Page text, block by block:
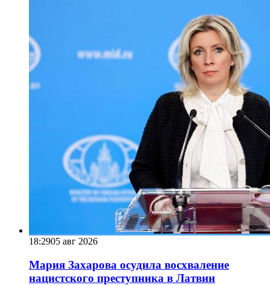
18:2905 авг 2026
Мария Захарова осудила восхваление
нацистского преступника в Латвии